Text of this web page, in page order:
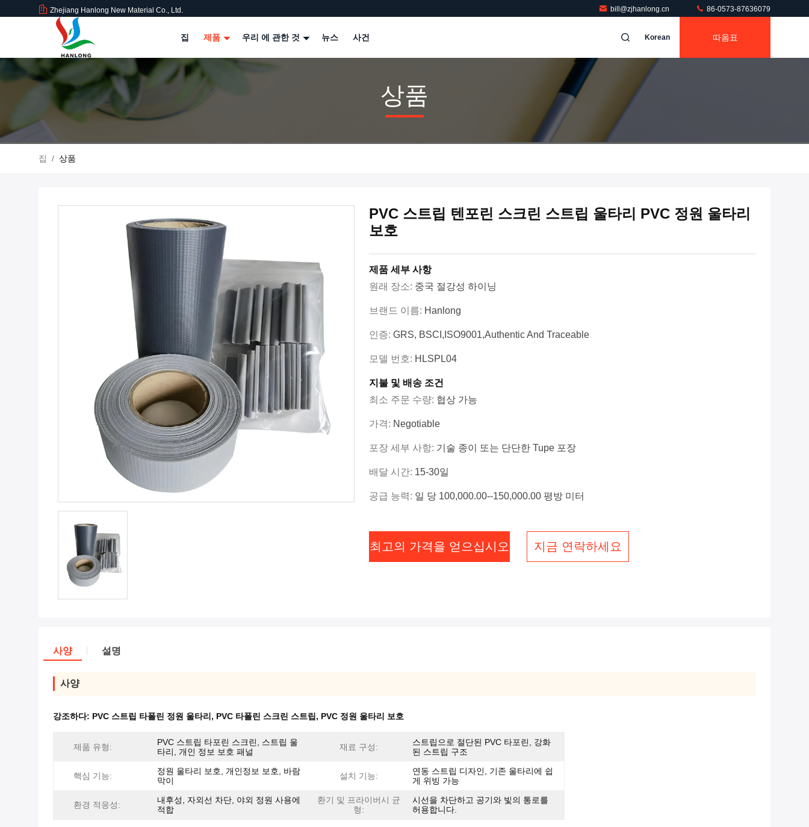
Zhejiang Hanlong New Material Co., Ltd. bill@zjhanlong.cn 86-0573-87636079
집 제품 우리 에 관한 것 뉴스 사건 Korean 따옴표
상품
집 / 상품
PVC 스트립 텐포린 스크린 스트립 울타리 PVC 정원 울타리
보호
제품 세부 사항
원래 장소: 중국 절강성 하이닝
브랜드 이름: Hanlong
인증: GRS, BSCI,ISO9001,Authentic And Traceable
모델 번호: HLSPL04
지불 및 배송 조건
최소 주문 수량: 협상 가능
가격: Negotiable
포장 세부 사항: 기술 종이 또는 단단한 Tupe 포장
배달 시간: 15-30일
공급 능력: 일 당 100,000.00--150,000.00 평방 미터
최고의 가격을 얻으십시오 지금 연락하세요
사양 설명
사양
강조하다: PVC 스트립 타폴린 정원 울타리 , PVC 타폴린 스크린 스트립, PVC 정원 울타리 보호
제품 유형:
PVC 스트립 타포린 스크린, 스트립 울
타리, 개인 정보 보호 패널
재료 구성:
스트립으로 절단된 PVC 타포린, 강화
된 스트립 구조
핵심 기능:
정원 울타리 보호, 개인정보 보호, 바람
막이
설치 기능:
연동 스트립 디자인, 기존 울타리에 쉽
게 위빙 가능
환경 적응성:
내후성, 자외선 차단, 야외 정원 사용에
적합
환기 및 프라이버시 균
형:
시선을 차단하고 공기와 빛의 통로를
허용합니다.